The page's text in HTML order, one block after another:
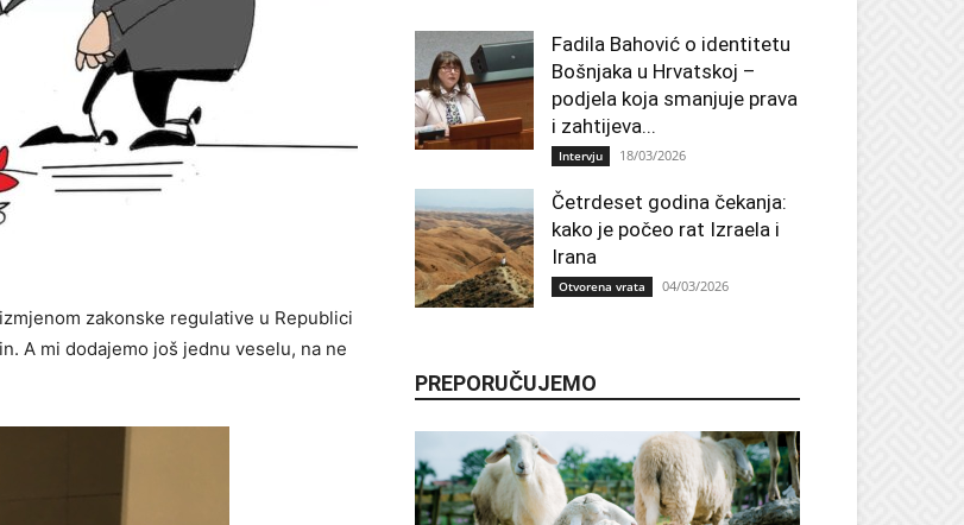
zakonske regulative u Republici
A mi dodajemo još jednu veselu, na ne
Fadila Bahović o identitetu
Bošnjaka u Hrvatskoj –
podjela koja smanjuje prava
i zahtijeva...
Intervju 18/03/2026
Četrdeset godina čekanja:
kako je počeo rat Izraela i
Irana
Otvorena vrata 04/03/2026
PREPORUČUJEMO